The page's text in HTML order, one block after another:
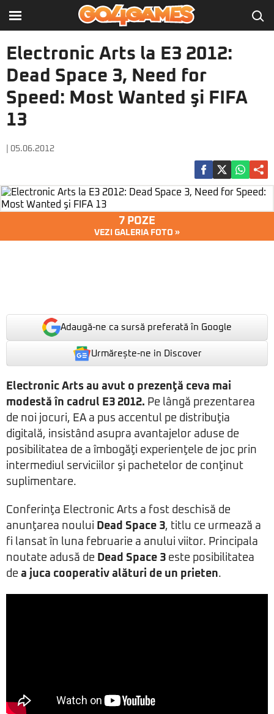
Electronic Arts la E3 2012:
Dead Space 3, Need for
Speed: Most Wanted şi FIFA
13
| 05.06.2012
7 POZE
VEZI GALERIA FOTO »
Adaugă-ne ca sursă preferată în Google
Urmărește-ne in Discover
Electronic Arts au avut o prezenţă ceva mai
modestă în cadrul E3 2012. Pe lângă prezentarea
de noi jocuri, EA a pus accentul pe distribuţia
digitală, insistând asupra avantajelor aduse de
posibilitatea de a îmbogăţi experienţele de joc prin
intermediul serviciilor şi pachetelor de conţinut
suplimentare.
Conferinţa Electronic Arts a fost deschisă de
anunţarea noului Dead Space 3, titlu ce urmează a
fi lansat în luna februarie a anului viitor. Principala
noutate adusă de Dead Space 3 este posibilitatea
de a juca cooperativ alături de un prieten.